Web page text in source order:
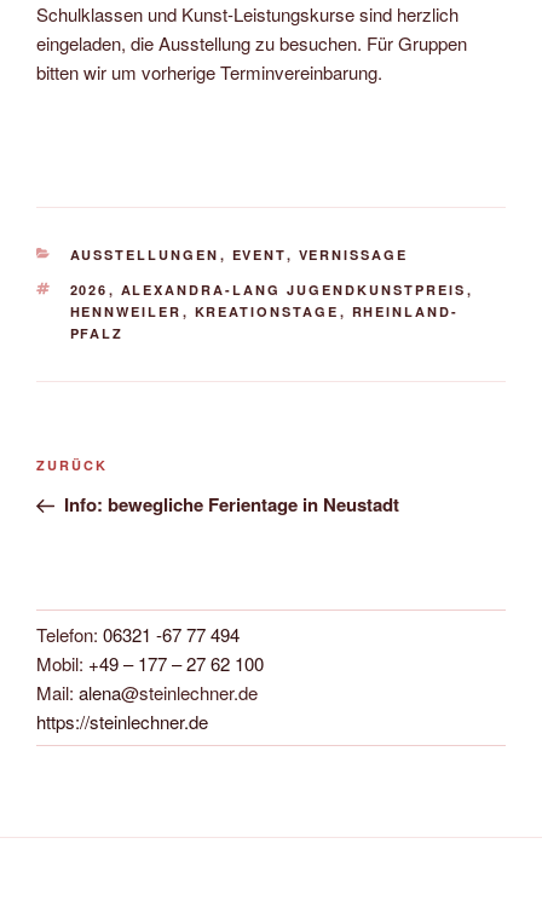
Schulklassen und Kunst-Leistungskurse sind herzlich
eingeladen, die Ausstellung zu besuchen. Für Gruppen
bitten wir um vorherige Terminvereinbarung.
KATEGORIEN
AUSSTELLUNGEN , EVENT, VERNISSAGE
SCHLAGWÖRTER
2026 , ALEXANDRA-LANG JUGENDKUNSTPREIS ,
HENNWEILER , KREATIONSTAGE , RHEINLAND-
PFALZ
Beitragsnavigation
Vorheriger
Beitrag
ZURÜCK
Info: bewegliche Ferientage in Neustadt
Telefon: 06321 -67 77 494
Mobil: +49 – 177 – 27 62 100
Mail: alena@steinlechner.de
https://steinlechner.de